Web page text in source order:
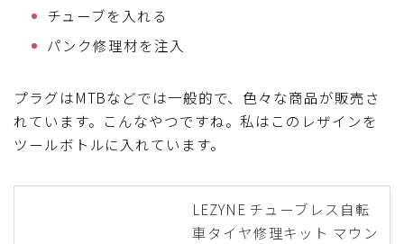
チューブを入れる
パンク修理材を注入
プラグはMTBなどでは一般的で、色々な商品が販売さ
れています。こんなやつですね。私はこのレザインを
ツールボトルに入れています。
LEZYNE チューブレス自転
車タイヤ修理キット マウン